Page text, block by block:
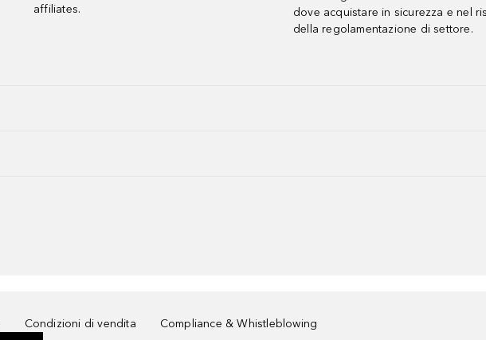
affiliates.
dove acquistare in sicurezza e nel
della regolamentazione di settore.
Condizioni di vendita
Compliance & Whistleblowing